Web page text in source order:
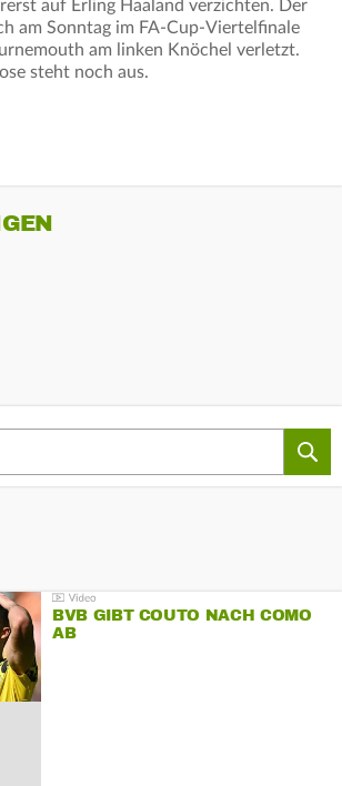
auf Erling Haaland verzichten. Der
am Sonntag im FA-Cup-Viertelfinale
am linken Knöchel verletzt.
steht noch aus.
BVB GIBT COUTO NACH COMO
AB